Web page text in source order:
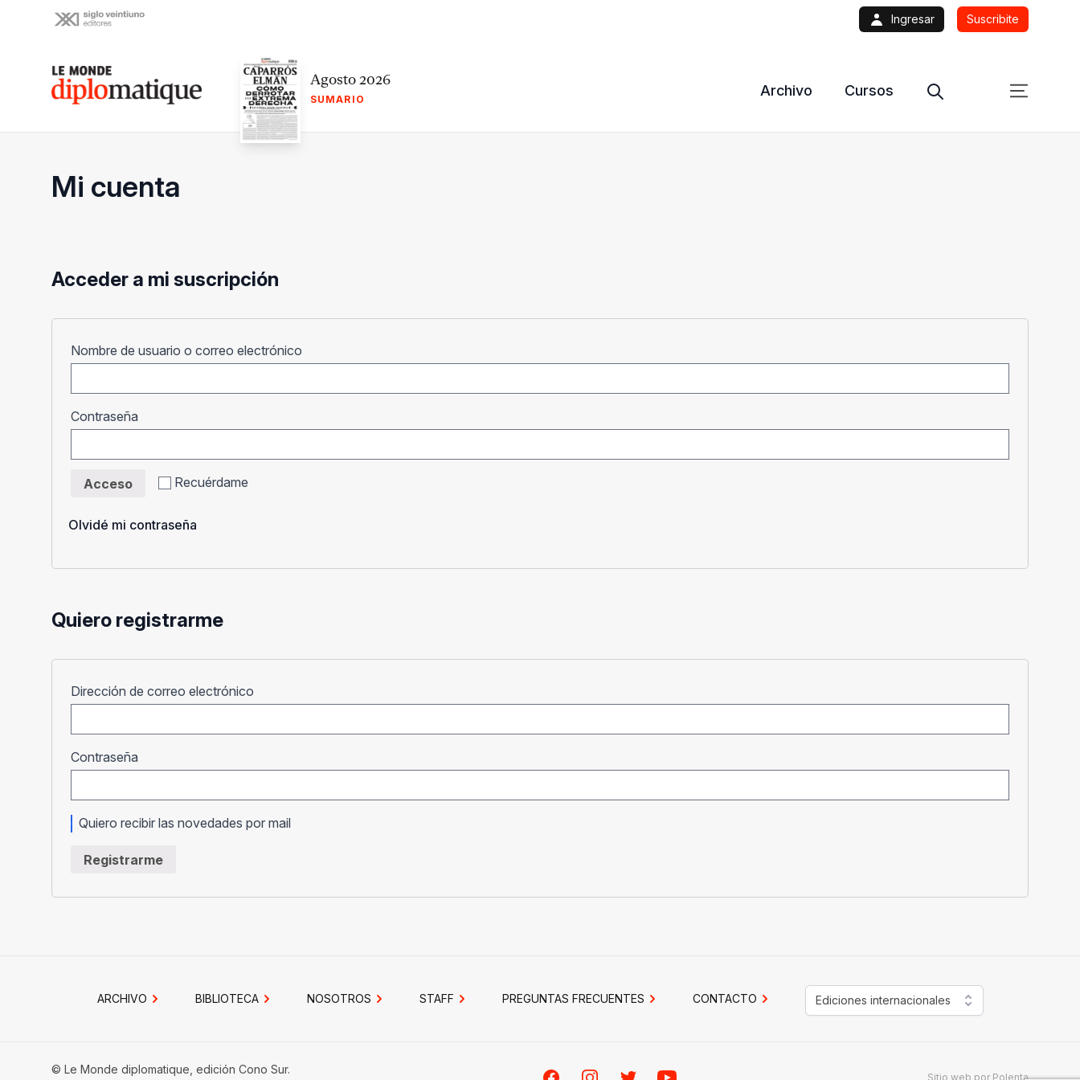
Ingresar Suscribite
Le monde diplomatique Agosto 2026
SUMARIO
Archivo Cursos
Mi cuenta
Acceder a mi suscripción
Nombre de usuario o correo electrónico
Contraseña
Recuérdame
Acceso
Olvidé mi contraseña
Quiero registrarme
Dirección de correo electrónico
Contraseña
Quiero recibir las novedades por mail
Registrarme
ARCHIVO BIBLIOTECA NOSOTROS STAFF PREGUNTAS FRECUENTES CONTACTO Ediciones internacionales
© Le Monde diplomatique, edición Cono Sur.
Sitio web por Polenta